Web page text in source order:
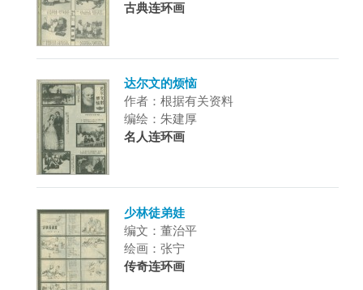
古典连环画
达尔文的烦恼
作者：根据有关资料
编绘：朱建厚
名人连环画
少林徒弟娃
编文：董治平
绘画：张宁
传奇连环画